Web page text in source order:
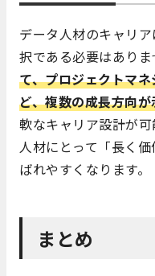
データ人材のキャリ
択である必要はありま
て、プロジェクトマ
ど、複数の成長方向
軟なキャリア設計が
人材にとって「長く
ばれやすくなります。
まとめ